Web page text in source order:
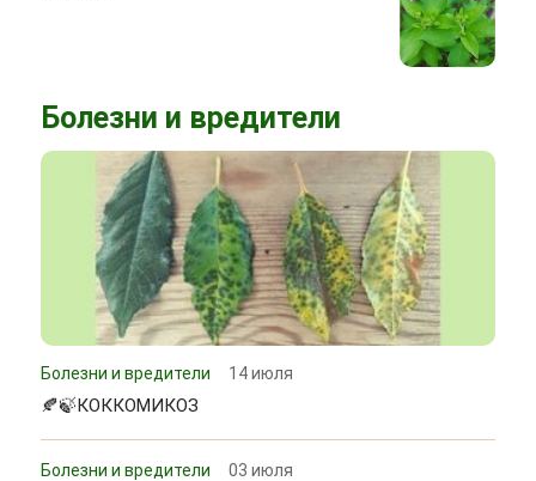
Болезни и вредители
Болезни и вредители 14 июля
🍂🍃КОККОМИКОЗ
Болезни и вредители 03 июля